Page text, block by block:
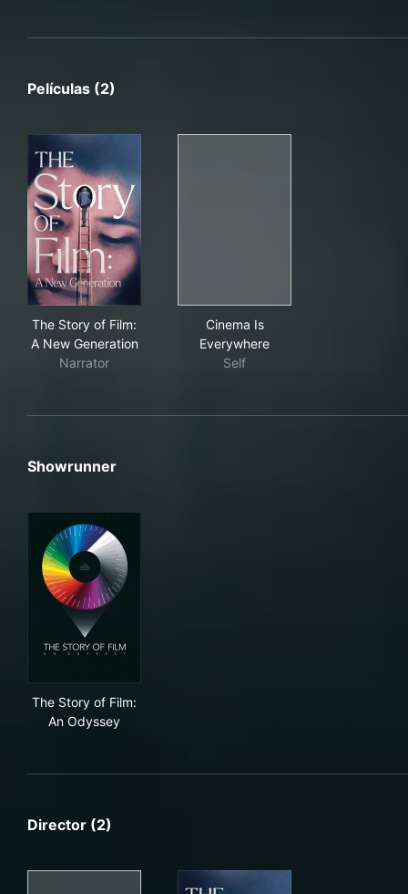
Películas (2)
The Story of Film:
A New Generation
Narrator
Cinema Is
Everywhere
Self
Showrunner
The Story of Film:
An Odyssey
Director (2)